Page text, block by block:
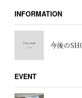
INFORMATION
今後の
EVENT